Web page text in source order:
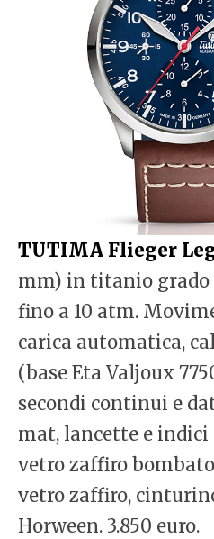
TUTIMA Flieger
mm) in titanio grado
fino a 10 atm.
carica automatica,
(base Eta Valjoux
secondi continui e
mat, lancette e
vetro zaffiro
vetro zaffiro,
Horween. 3.850 euro.